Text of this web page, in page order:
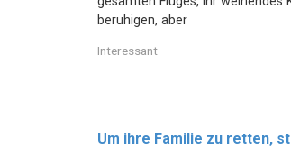
beruhigen, aber
Interessant
Um ihre Familie zu retten,